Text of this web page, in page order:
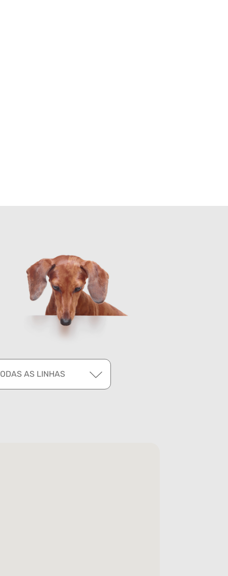
AS LINHAS